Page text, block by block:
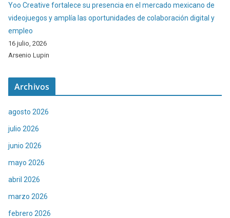
Yoo Creative fortalece su presencia en el mercado mexicano de
videojuegos y amplía las oportunidades de colaboración digital y
empleo
16 julio, 2026
Arsenio Lupin
Archivos
agosto 2026
julio 2026
junio 2026
mayo 2026
abril 2026
marzo 2026
febrero 2026